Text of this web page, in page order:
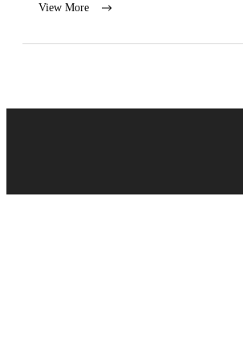
View More